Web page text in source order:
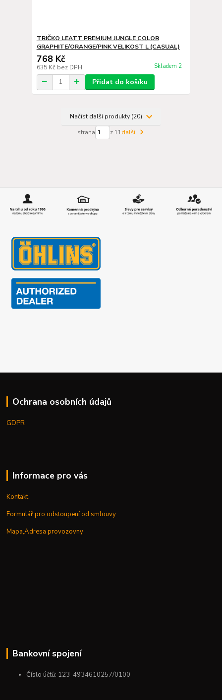
TRIČKO LEATT PREMIUM JUNGLE COLOR
GRAPHITE/ORANGE/PINK VELIKOST L (CASUAL)
768 Kč
635 Kč bez DPH Skladem 2
Přidat do košíku
Načíst další produkty (20)
strana z 11další
Ochrana osobních údajů
GDPR
Informace pro vás
Kontakt
Formulář pro odstoupení od smlouvy
Mapa,Adresa provozovny
Bankovní spojení
Číslo účtů: 123-4934610257/0100